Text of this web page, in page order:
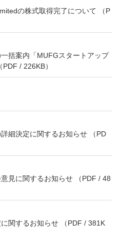
の株式取得完了について （P
括案内「MUFGスタートアップ
/ 226KB）
細決定に関するお知らせ （PD
見に関するお知らせ （PDF / 48
関するお知らせ （PDF / 381K